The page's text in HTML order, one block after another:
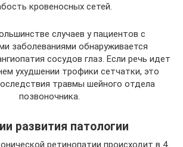
кровеносных сетей.
случаев у пациентов с
заболеваниями обнаруживается
сосудов глаз. Если речь идет
ухудшении трофики сетчатки, это
травмы шейного отдела
позвоночника.
развития патологии
ретинопатии происходит в 4